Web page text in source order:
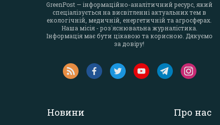
GreenPost — інформаційно-аналітичний ресурс, який
спеціалізується на висвітленні актуальних тем в
екологічній, медичній, енергетичній та агросферах.
Наша місія - роз`яснювальна журналістика.
Інформація має бути цікавою та корисною. Дякуємо
за довіру!
Новини
Про нас